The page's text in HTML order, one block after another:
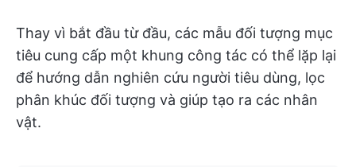
Thay vì bắt đầu từ đầu, các mẫu đối tượng mục
tiêu cung cấp một khung công tác có thể lặp lại
để hướng dẫn nghiên cứu người tiêu dùng, lọc
phân khúc đối tượng và giúp tạo ra các nhân
vật.